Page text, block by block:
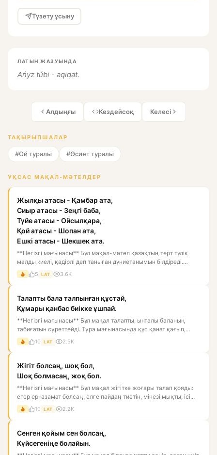
Түзету ұсыну
ЛАТЫН ЖАЗУЫНДА
Ańyz túbi - aqıqat.
Алдыңғы Кездейсоқ Келесі
ТАҚЫРЫПШАЛАР
#Ой туралы #Өсиет туралы
ҰҚСАС МАҚАЛ-МӘТЕЛДЕР
Жылқы атасы - Қамбар ата,
Сиыр атасы - Зеңгі баба,
Түйе атасы - Ойсылқара,
Қой атасы - Шопан ата,
Ешкі атасы - Шекшек ата.
**Негізгі мағынасы** Бұл мақал-мәтел қазақтың төрт түлік
малды киелі, қадірлі деп таныған дүниетанымын білдіреді.
Мұнда...
5 LAT 3.6K
Талапты бала талпынған құстай,
Құмары қанбас биікке ұшпай.
**Негізгі мағынасы** Бұл мақал талапты, ынталы баланың
табиғатын суреттейді. Тура мағынасында құс қанат қағып,
биікке ұм...
10 LAT 2.5K
Жігіт болсаң, шоқ бол,
Шоқ болмасаң, жоқ бол.
**Негізгі мағынасы** Бұл мақал жігітке жоғары талап қояды:
егер ер-азамат болсаң, елге пайдаң тиетін, мінезі мықты, ісі...
10 LAT 2.2K
Сенген қойым сен болсаң,
Күйсегеніңе болайын.